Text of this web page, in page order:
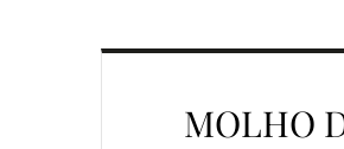
MOLHO